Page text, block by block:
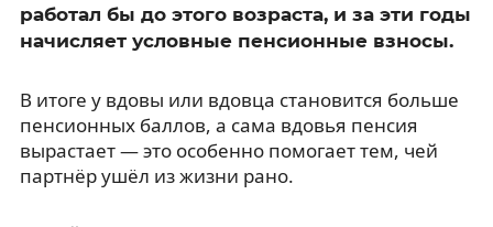
работал бы до этого возраста, и за эти годы
начисляет условные пенсионные взносы.
В итоге у вдовы или вдовца становится больше
пенсионных баллов, а сама вдовья пенсия
вырастает — это особенно помогает тем, чей
партнёр ушёл из жизни рано.